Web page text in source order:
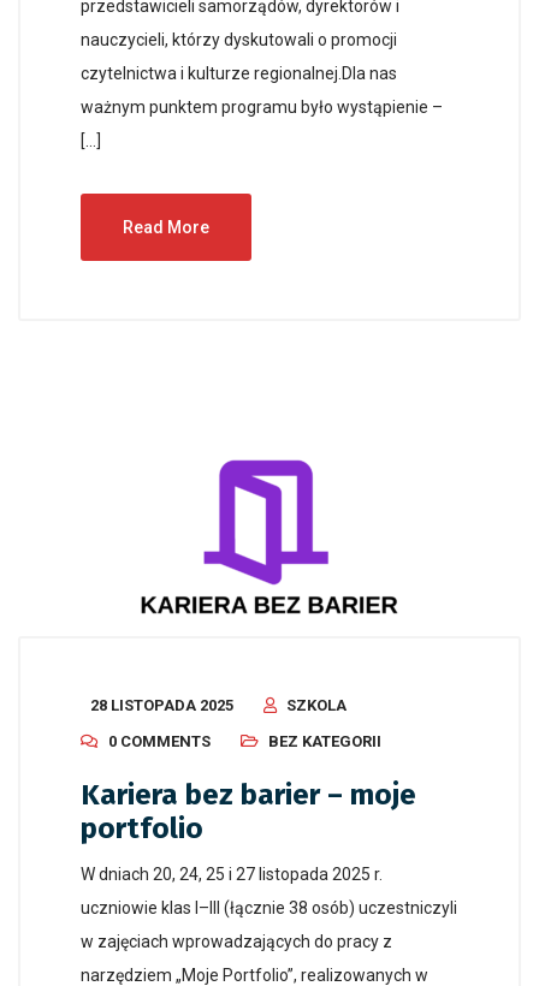
przedstawicieli samorządów, dyrektorów i
nauczycieli, którzy dyskutowali o promocji
czytelnictwa i kulturze regionalnej.Dla nas
ważnym punktem programu było wystąpienie –
[…]
Read More
28 LISTOPADA 2025
SZKOLA
0 COMMENTS
BEZ KATEGORII
Kariera bez barier – moje
portfolio
W dniach 20, 24, 25 i 27 listopada 2025 r.
uczniowie klas I–III (łącznie 38 osób) uczestniczyli
w zajęciach wprowadzających do pracy z
narzędziem „Moje Portfolio”, realizowanych w